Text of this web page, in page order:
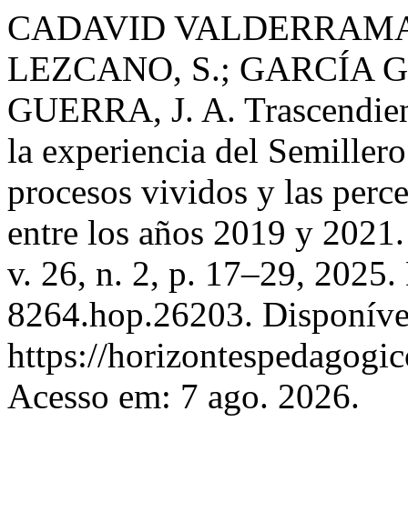
CADAVID
LEZCANO, S.; GARCÍA
GUERRA, J. A.
la experiencia del
procesos vividos y las
entre los años 2019 y
v. 26, n. 2, p. 17–29,
8264.hop.26203.
https://
Acesso em: 7 ago. 2026.